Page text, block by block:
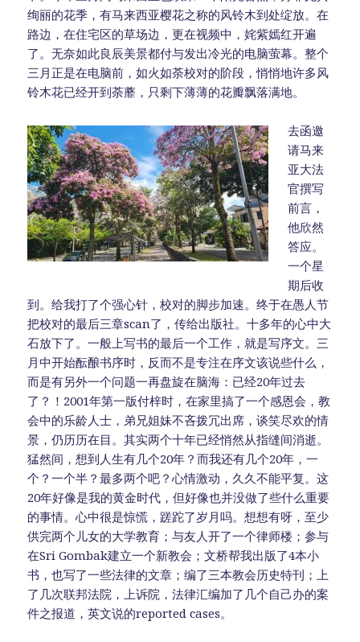
绚丽的花季，有马来西亚樱花之称的风铃木到处绽放。在
路边，在住宅区的草场边，更在视频中，姹紫嫣红开遍
了。无奈如此良辰美景都付与发出冷光的电脑萤幕。整个
三月正是在电脑前，如火如荼校对的阶段，悄悄地许多风
铃木花已经开到荼蘼，只剩下薄薄的花瓣飘落满地。
去函邀
请马来
亚大法
官撰写
前言，
他欣然
答应。
一个星
期后收
到。给我打了个强心针，校对的脚步加速。终于在愚人节
把校对的最后三章scan了，传给出版社。十多年的心中大
石放下了。一般上写书的最后一个工作，就是写序文。三
月中开始酝酿书序时，反而不是专注在序文该说些什么，
而是有另外一个问题一再盘旋在脑海：已经20年过去
了？！2001年第一版付梓时，在家里搞了一个感恩会，教
会中的乐龄人士，弟兄姐妹不吝拨冗出席，谈笑尽欢的情
景，仍历历在目。其实两个十年已经悄然从指缝间消逝。
猛然间，想到人生有几个20年？而我还有几个20年，一
个？一个半？最多两个吧？心情激动，久久不能平复。这
20年好像是我的黄金时代，但好像也并没做了些什么重要
的事情。心中很是惊慌，蹉跎了岁月吗。想想有呀，至少
供完两个儿女的大学教育；与友人开了一个律师楼；参与
在Sri Gombak建立一个新教会；文桥帮我出版了4本小
书，也写了一些法律的文章；编了三本教会历史特刊；上
了几次联邦法院，上诉院，法律汇编加了几个自己办的案
件之报道，英文说的reported cases。